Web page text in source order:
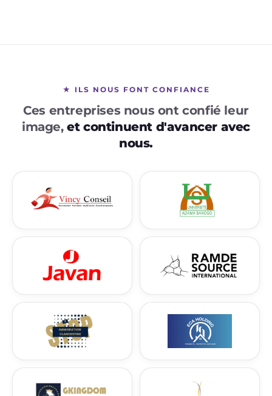
★ ILS NOUS FONT CONFIANCE
Ces entreprises nous ont confié leur
image,et continuent d'avancer avec
nous.